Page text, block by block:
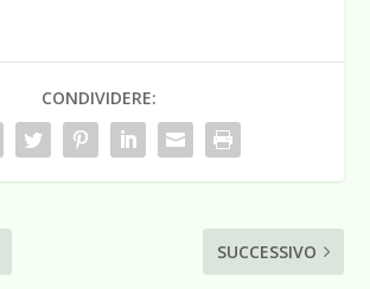
CONDIVIDERE:
SUCCESSIVO